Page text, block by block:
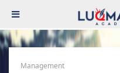
Management